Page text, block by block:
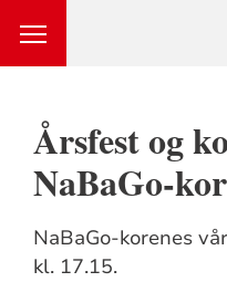
Årsfest og
NaBaGo-
NaBaGo-korenes
kl. 17.15.